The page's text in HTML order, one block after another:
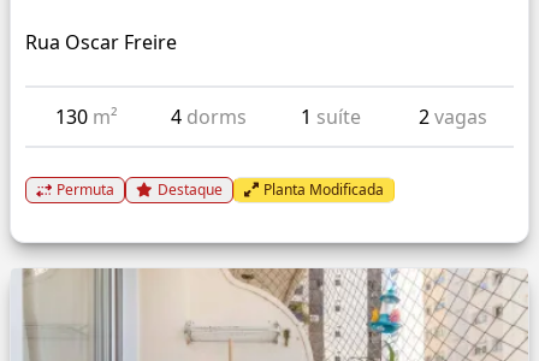
Rua Oscar Freire
130 m² 4 dorms 1 suíte 2vagas
Permuta Destaque Planta Modificada